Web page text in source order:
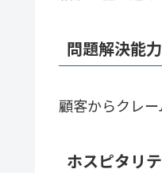
問題解決能
顧客からクレ
ホスピタリ